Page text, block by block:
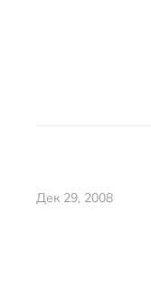
Дек 29, 2008